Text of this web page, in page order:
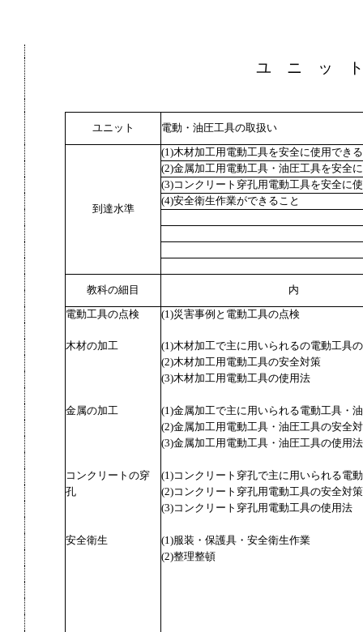
ユ ニ ッ
ユニット 電動・油圧工具の取扱い
到達水準
(1)木材加工用電動工具を安全に使用でき
(2)金属加工用電動工具・油圧工具を安全
(3)コンクリート穿孔用電動工具を安全に
(4)安全衛生作業ができること
教科の細目 内
電動工具の点検 (1)災害事例と電動工具の点検
木材の加工
(1)木材加工で主に用いられるの電動工具
(2)木材加工用電動工具の安全対策
(3)木材加工用電動工具の使用法
金属の加工
(1)金属加工で主に用いられる電動工具・
(2)金属加工用電動工具・油圧工具の安全
(3)金属加工用電動工具・油圧工具の使用法
コンクリートの穿
(1)コンクリート穿孔で主に用いられる電
孔
(2)コンクリート穿孔用電動工具の安全対策
(3)コンクリート穿孔用電動工具の使用法
安全衛生
(1)服装・保護具・安全衛生作業
(2)整理整頓